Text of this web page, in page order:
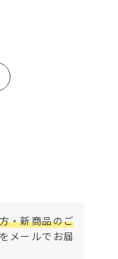
・新商品のご
メールでお届